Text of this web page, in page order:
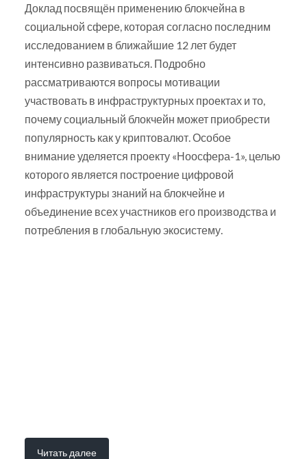
Доклад посвящён применению блокчейна в
социальной сфере, которая согласно последним
исследованием в ближайшие 12 лет будет
интенсивно развиваться. Подробно
рассматриваются вопросы мотивации
участвовать в инфраструктурных проектах и то,
почему социальный блокчейн может приобрести
популярность как у криптовалют. Особое
внимание уделяется проекту «Ноосфера-1», целью
которого является построение цифровой
инфраструктуры знаний на блокчейне и
объединение всех участников его производства и
потребления в глобальную экосистему.
Читать далее